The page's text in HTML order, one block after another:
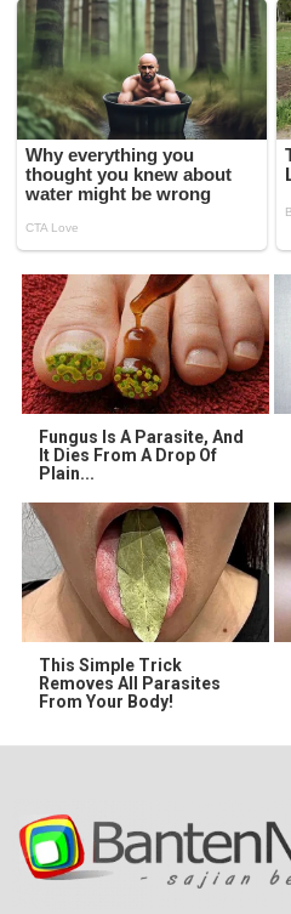
Fungus Is A Parasite, And
It Dies From A Drop Of
Plain...
This Simple Trick
Removes All Parasites
From Your Body!